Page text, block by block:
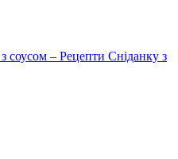
соусом – Рецепти Сніданку з